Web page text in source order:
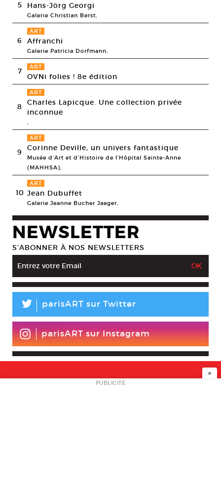
5 Hans-Jörg Georgi
Galerie Christian Berst,
6
ART
Affranchi
Galerie Patricia Dorfmann,
7 ART
OVNi folies ! 8e édition
8
ART
Charles Lapicque. Une collection privée
inconnue
,
9
ART
Corinne Deville, un univers fantastique
Musée d’Art et d’Histoire de l’Hôpital Sainte-Anne
(MAHHSA),
10
ART
Jean Dubuffet
Galerie Jeanne Bucher Jaeger,
NEWSLETTER
S’ABONNER À NOS NEWSLETTERS
L parisART sur Twitter
parisART sur Instagram
NEWSLETTER
×
PUBLICITÉ